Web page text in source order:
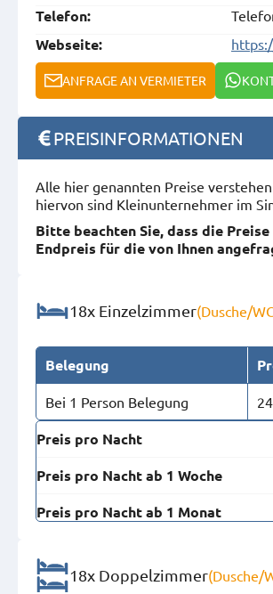
Telefon:
Webseite:
ANFRAGE AN VERMIETER
PREISINFORMATIONEN
Alle hier genannten Preise
hiervon sind Kleinunternehmer im
Bitte beachten Sie, dass die
Endpreis für die von Ihnen
18x Einzelzimmer(Dusche/
Belegung
Bei 1 Person Belegung
Preis pro Nacht
Preis pro Nacht ab 1 Woche
Preis pro Nacht ab 1 Monat
18x Doppelzimmer(Dusche/